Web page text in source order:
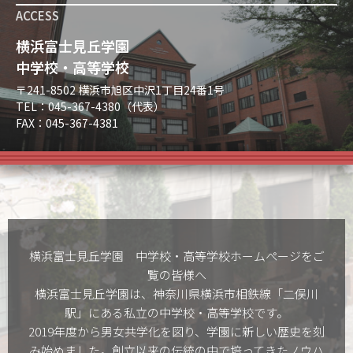
ACCESS
横浜富士見丘学園
中学校・高等学校
〒241-8502 横浜市旭区中沢1丁目24番1号
TEL：045-367-4380（代表）
FAX：045-367-4381
横浜富士見丘学園 中学校・高等学校ホームぺージをご
覧の皆様へ
横浜富士見丘学園は、神奈川県横浜市相鉄線「二俣川
駅」にある私立の中学校・高等学校です。
2019年度から男女共学化を図り、学園に新しい歴史を刻